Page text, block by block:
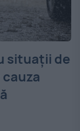
situații de